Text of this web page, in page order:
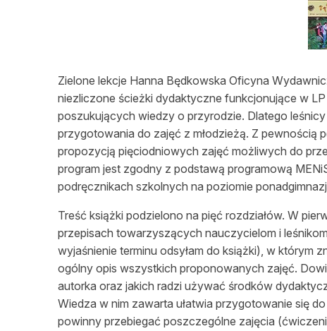
Zielone lekcje Hanna Będkowska Oficyna
niezliczone ścieżki dydaktyczne funkcjonujące w
poszukujących wiedzy o przyrodzie. Dlatego
przygotowania do zajęć z młodzieżą. Z pewnością
propozycją pięciodniowych zajęć możliwych do
program jest zgodny z podstawą programową
podręcznikach szkolnych na poziomie
Treść książki podzielono na pięć rozdziałów. W
przepisach towarzyszących nauczycielom i
wyjaśnienie terminu odsyłam do książki), w którym
ogólny opis wszystkich proponowanych zajęć.
autorka oraz jakich radzi używać środków
Wiedza w nim zawarta ułatwia przygotowanie się
powinny przebiegać poszczególne zajęcia